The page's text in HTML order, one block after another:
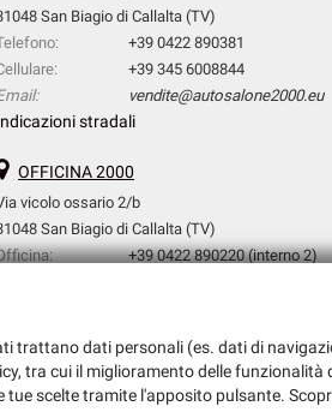
San Biagio di Callalta (TV)
+39 0422 890381
+39 345 6008844
vendite@autosalone2000.eu
stradali
OFFICINA 2000
vicolo ossario 2/b
San Biagio di Callalta (TV)
+39 0422 890220 (interno 2)
stradali
trattano dati personali (es. dati di
tra cui il miglioramento delle
scelte tramite l'apposito pulsante.